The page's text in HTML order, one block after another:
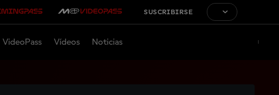
SUSCRIBIRSE
VideoPass Vídeos Noticias